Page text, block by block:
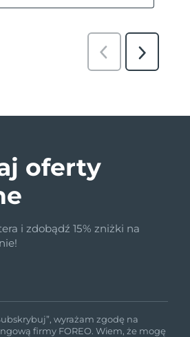
oferty
i zdobądź 15% zniżki na
wyrażam zgodę na
firmy FOREO. Wiem, że mogę